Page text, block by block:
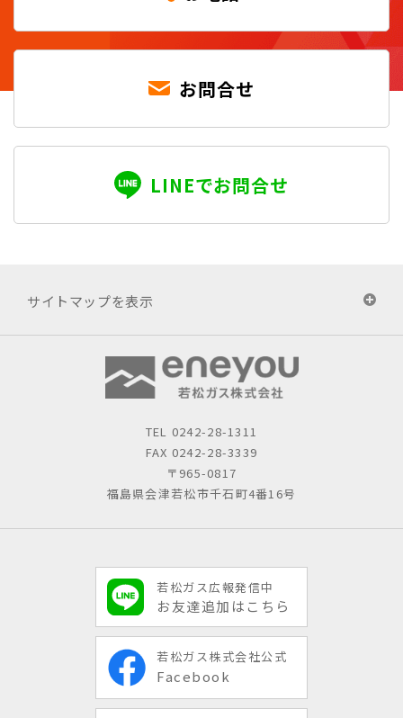
お問合せ
LINEでお問合せ
サイトマップを表示
TEL 0242-28-1311
FAX 0242-28-3339
〒965-0817
福島県会津若松市千石町4番16号
若松ガス広報発信中
お友達追加はこちら
若松ガス株式会社公式
Facebook